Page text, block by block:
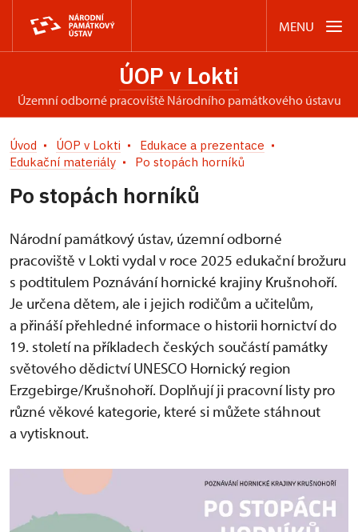
MENU
ÚOP v Lokti
územní odborné pracoviště Národního památkového ústavu
Úvod ÚOP v Lokti
Edukace a prezentace
Edukační materiály
Po stopách horníků
Po stopách horníků
Národní památkový ústav, územní odborné
pracoviště v Lokti vydal v roce 2025 edukační brožuru
s podtitulem Poznávání hornické krajiny Krušnohoří.
Je určena dětem, ale i jejich rodičům a učitelům,
a přináší přehledné informace o historii hornictví do
19. století na příkladech českých součástí památky
světového dědictví UNESCO Hornický region
Erzgebirge/Krušnohoří. Doplňují ji pracovní listy pro
různé věkové kategorie, které si můžete stáhnout
a vytisknout.